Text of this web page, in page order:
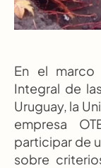
En el marco
Integral de
Uruguay, la
empresa
participar de
sobre